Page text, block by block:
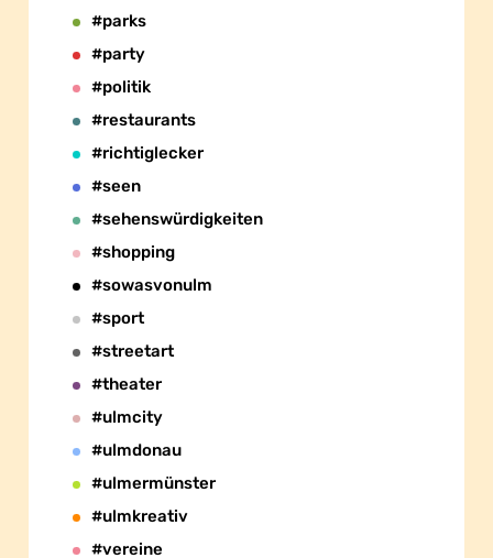
#parks
#party
#politik
#restaurants
#richtiglecker
#seen
#sehenswürdigkeiten
#shopping
#sowasvonulm
#sport
#streetart
#theater
#ulmcity
#ulmdonau
#ulmermünster
#ulmkreativ
#vereine